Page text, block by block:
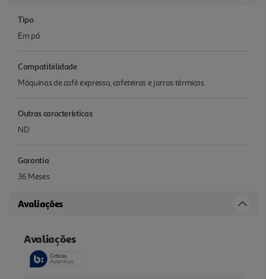
Tipo
Em pó
Compatibilidade
Máquinas de café expresso, cafeteiras e jarros térmicos
Outras características
ND
Garantia
36 Meses
Avaliações